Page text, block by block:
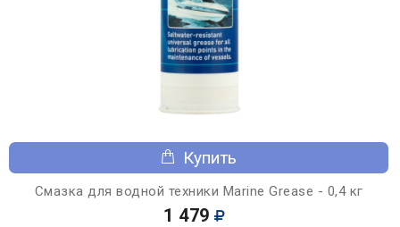
Купить
Смазка для водной техники Marine Grease - 0,4 кг
1 479